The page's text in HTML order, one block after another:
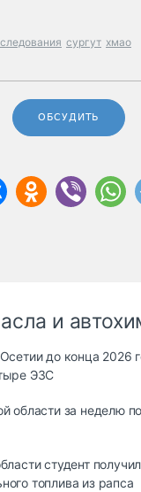
сургут хмао
ОБСУДИТЬ
и
до конца 2026
ЭЗС
области за неделю
студент
топлива из рапса